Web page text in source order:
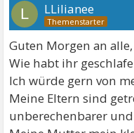
L LLilianee
Guten Morgen an alle,
Wie habt ihr
Ich würde gern von
Meine Eltern sind
unberechenbarer